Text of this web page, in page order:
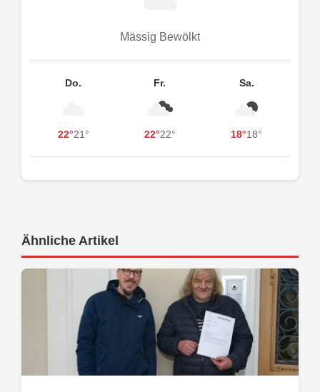
Mässig Bewölkt
Do.
22°21°
Fr.
22°22°
Sa.
18°18°
Ähnliche Artikel